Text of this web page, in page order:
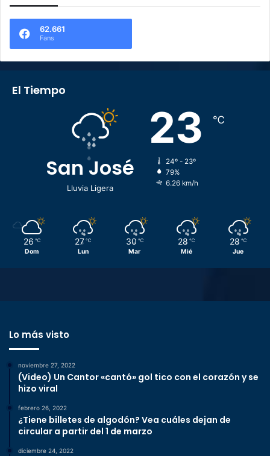
62.661
Fans
El Tiempo
San José
Lluvia Ligera
23 ℃
24º - 23º
79%
6.26 km/h
26 ℃
Dom
27 ℃
Lun
30 ℃
Mar
28 ℃
Mié
28 ℃
Jue
Lo más visto
noviembre 27, 2022
(Video) Un Cantor «cantó» gol tico con el corazón y se
hizo viral
febrero 26, 2022
¿Tiene billetes de algodón? Vea cuáles dejan de
circular a partir del 1 de marzo
diciembre 24, 2022